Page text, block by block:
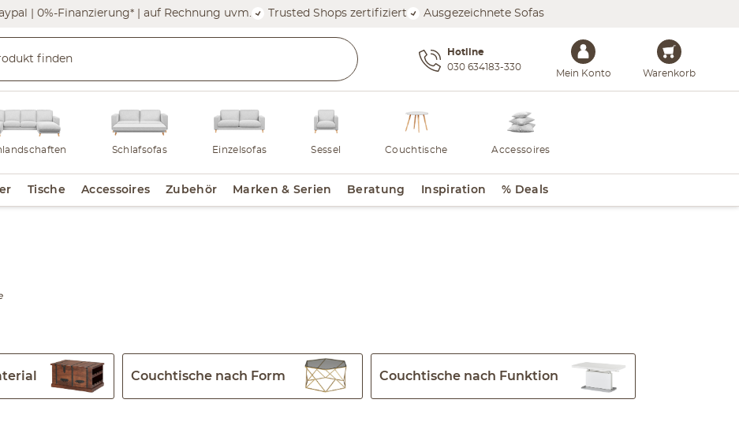
| 0%-Finanzierung* | auf Rechnung uvm. Trusted Shops zertifiziert Ausgezeichnete Sofas
Hotline
030 634183-330
Mein Konto Warenkorb
Schlafsofas Einzelsofas Sessel Couchtische Accessoires
Tische Accessoires Zubehör Marken & Serien Beratung Inspiration % Deals
Couchtische nach Form Couchtische nach Funktion